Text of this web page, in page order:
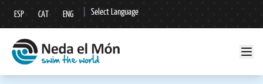
ESP CAT ENG Select Language
▼